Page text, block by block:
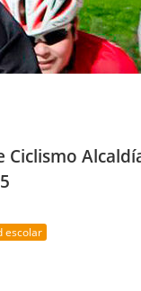
Ciclismo
escolar